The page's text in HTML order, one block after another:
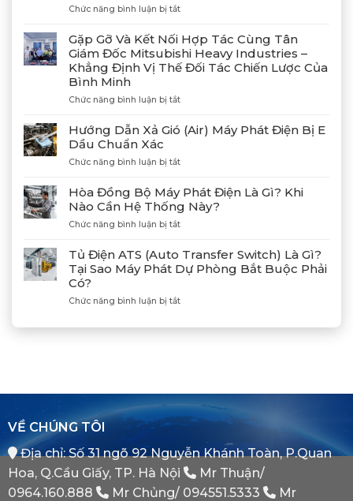
Chức năng bình luận bị tắtở
Giao
Thành
Công
4
Phát
MGS2300R
Cảng
Gặp Gỡ Và Kết Nối Hợp Tác Cùng Tân
Giám Đốc Mitsubishi Heavy Industries –
Khẳng Định Vị Thế Đối Tác Chiến Lược Của
Bình Minh
Chức năng bình luận bị tắtở
Gỡ
Và
Nối
Tác
Cùng
Tân
Giám
Mitsubishi
Heavy
Industries
Khẳng
Vị
Của
Bình
Minh
Hướng Dẫn Xả Gió (Air) Máy Phát Điện Bị E
Dầu Chuẩn Xác
Chức năng bình luận bị tắtở
Dẫn
Xả
Gió
(Air)
Phát
Điện
Bị
Dầu
Xác
Hòa Đồng Bộ Máy Phát Điện Là Gì? Khi
Nào Cần Hệ Thống Này?
Chức năng bình luận bị tắtở
Đồng
Bộ
Máy
Điện
Tủ Điện ATS (Auto Transfer Switch) Là Gì?
Tại Sao Máy Phát Dự Phòng Bắt Buộc Phải
Có?
Chức năng bình luận bị tắtở
Điện
Tại
Sao
Phát
Dự
Phòng
Bắt
VỀ CHÚNG TÔI
Địa chỉ: Số 31 ngõ 92 Nguyễn Khánh Toàn, P.Quan
Hoa, Q.Cầu Giấy, TP. Hà Nội
Mr Thuận/
0964.160.888
Mr Chủng/ 094551.5333
Mr